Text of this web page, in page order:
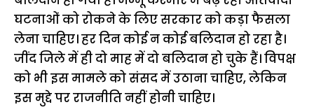
घटनाओं को रोकने के लिए सरकार को कड़ा फैसला
लेना चाहिए। हर दिन कोई न कोई बलिदान हो रहा है।
जींद जिले में ही दो माह में दो बलिदान हो चुके हैं। विपक्ष
को भी इस मामले को संसद में उठाना चाहिए, लेकिन
इस मुद्दे पर राजनीति नहीं होनी चाहिए।